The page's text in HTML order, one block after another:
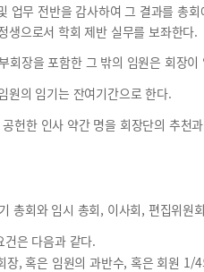
업무 전반을 감사하여 그 결과를 총회
생으로서 학회 제반 실무를 보좌한다.
회장을 포함한 그 밖의 임원은 회장이
원의 임기는 잔여기간으로 한다.
헌한 인사 약간 명을 회장단의 추천
총회와 임시 총회, 이사회, 편집위원
은 다음과 같다.
, 혹은 임원의 과반수, 혹은 회원 1/